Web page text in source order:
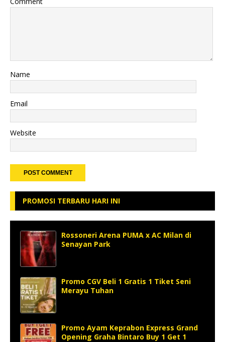
Name
Email
Website
PROMOSI TERBARU HARI INI
Rossoneri Arena PUMA x AC Milan di
Senayan Park
Promo CGV Beli 1 Gratis 1 Tiket Seni
Merayu Tuhan
Promo Ayam Keprabon Express Grand
Opening Graha Bintaro Buy 1 Get 1